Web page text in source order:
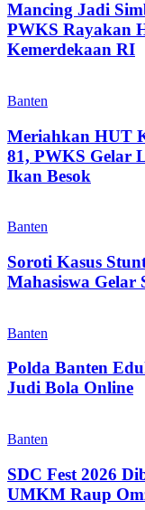
Mancing Jadi
PWKS Rayakan
Kemerdekaan RI
Banten
Meriahkan HUT
81, PWKS Gelar
Ikan Besok
Banten
Soroti Kasus
Mahasiswa Gelar
Banten
Polda Banten
Judi Bola Online
Banten
SDC Fest 2026
UMKM Raup